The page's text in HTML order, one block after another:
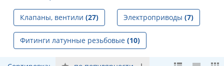
Клапаны, вентили (27) Электроприводы (7)
Фитинги латунные резьбовые (10)